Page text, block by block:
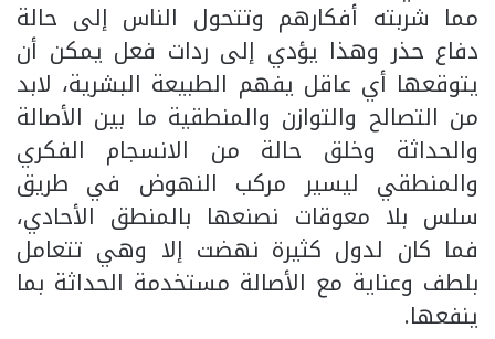
مما شربته أفكارهم وتتحول الناس إلى حالة
دفاع حذر وهذا يؤدي إلى ردات فعل يمكن أن
يتوقعها أي عاقل يفهم الطبيعة البشرية، لابد
من التصالح والتوازن والمنطقية ما بين الأصالة
والحداثة وخلق حالة من الانسجام الفكري
والمنطقي ليسير مركب النهوض في طريق
سلس بلا معوقات نصنعها بالمنطق الأحادي،
فما كان لدول كثيرة نهضت إلا وهي تتعامل
بلطف وعناية مع الأصالة مستخدمة الحداثة بما
ينفعها.